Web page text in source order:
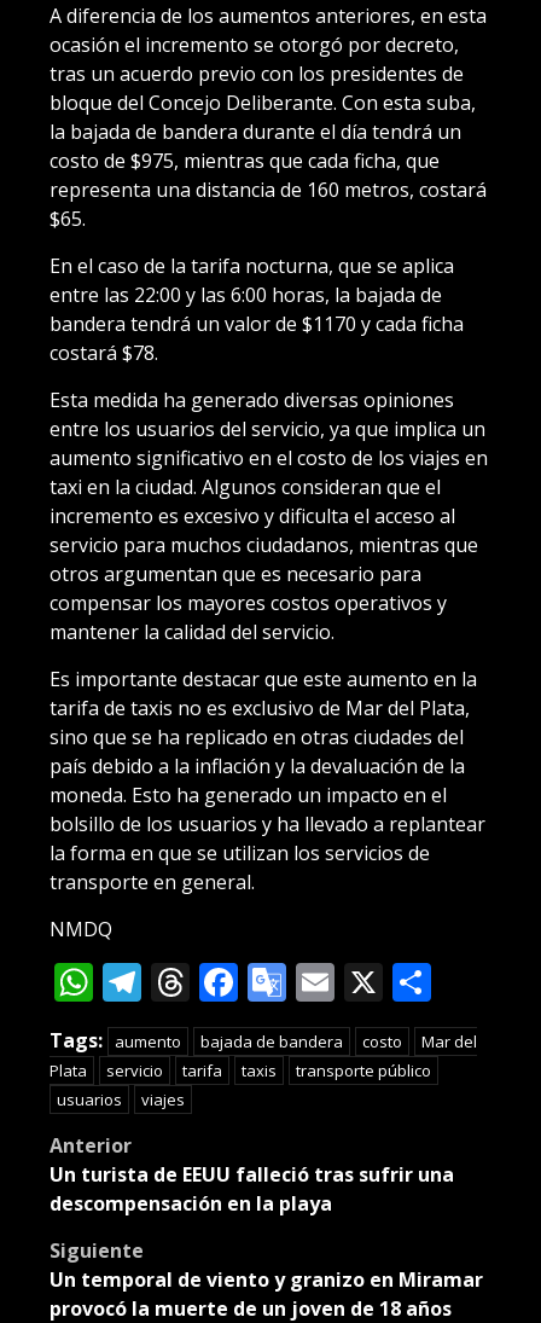
A diferencia de los aumentos anteriores, en esta
ocasión el incremento se otorgó por decreto,
tras un acuerdo previo con los presidentes de
bloque del Concejo Deliberante. Con esta suba,
la bajada de bandera durante el día tendrá un
costo de $975, mientras que cada ficha, que
representa una distancia de 160 metros, costará
$65.
En el caso de la tarifa nocturna, que se aplica
entre las 22:00 y las 6:00 horas, la bajada de
bandera tendrá un valor de $1170 y cada ficha
costará $78.
Esta medida ha generado diversas opiniones
entre los usuarios del servicio, ya que implica un
aumento significativo en el costo de los viajes en
taxi en la ciudad. Algunos consideran que el
incremento es excesivo y dificulta el acceso al
servicio para muchos ciudadanos, mientras que
otros argumentan que es necesario para
compensar los mayores costos operativos y
mantener la calidad del servicio.
Es importante destacar que este aumento en la
tarifa de taxis no es exclusivo de Mar del Plata,
sino que se ha replicado en otras ciudades del
país debido a la inflación y la devaluación de la
moneda. Esto ha generado un impacto en el
bolsillo de los usuarios y ha llevado a replantear
la forma en que se utilizan los servicios de
transporte en general.
NMDQ
WhatsApp
Telegram
Threads
Facebook
Google
Translate
Email
X
Tags: aumento bajada de bandera costo
Mar del
Plata
servicio tarifa taxis
transporte público
usuarios
viajes
Post
navigation
Anterior
Un turista de EEUU falleció tras sufrir una
descompensación en la playa
Siguiente
Un temporal de viento y granizo en Miramar
provocó la muerte de un joven de 18 años